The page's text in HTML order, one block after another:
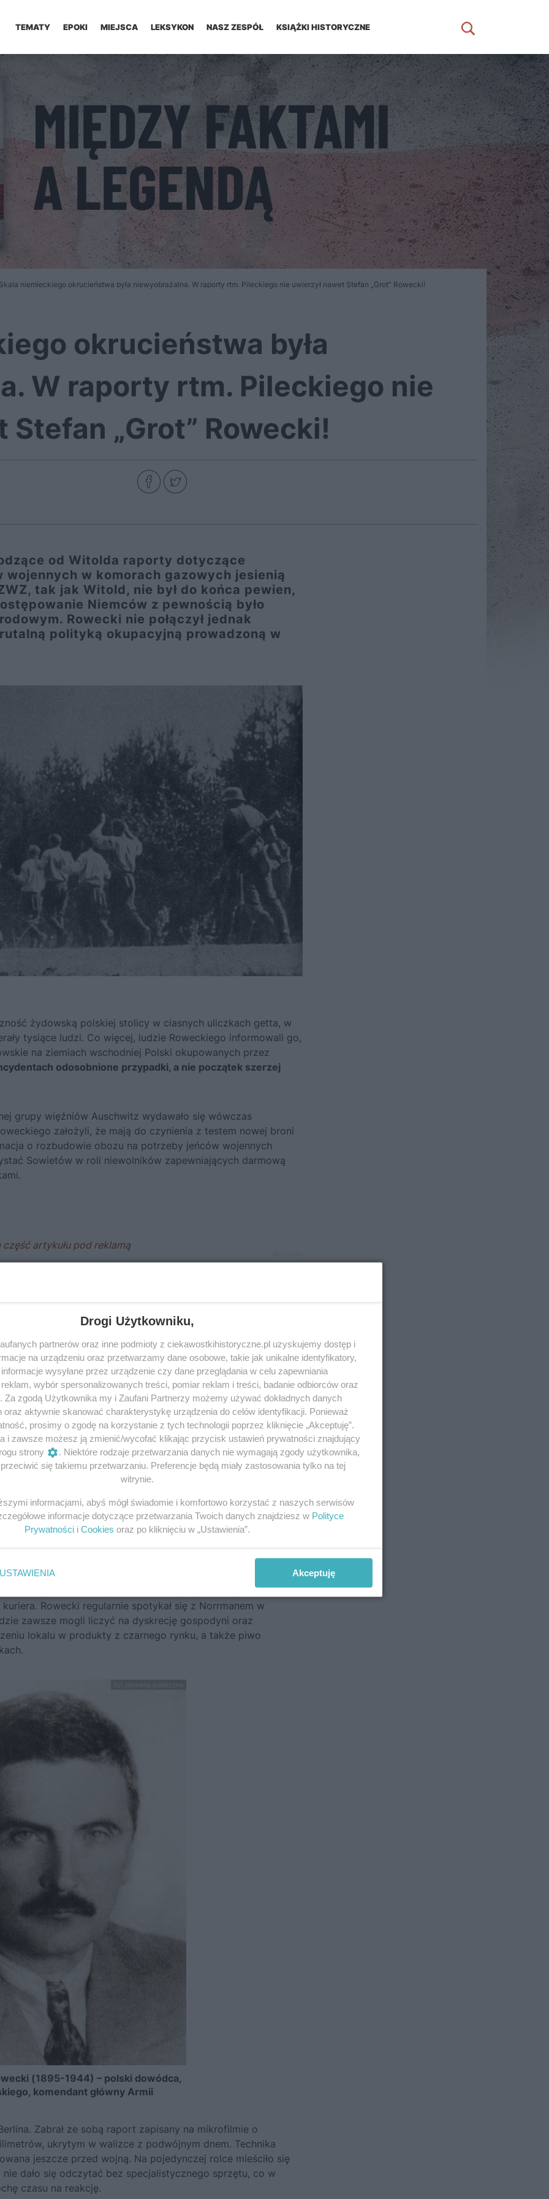
TEMATY EPOKI MIEJSCA LEKSYKON NASZ ZESPÓŁ KSIĄŻKI HISTORYCZNE
Skala niemieckiego okrucieństwa była niewyobrażalna. W raporty rtm. Pileckiego nie uwierzył nawet Stefan „Grot” Rowecki!
okrucieństwa była
W raporty rtm. Pileckiego nie
Stefan „Grot” Rowecki!
od Witolda raporty dotyczące
w komorach gazowych jesienią
tak jak Witold, nie był do końca pewien,
Niemców z pewnością było
Rowecki nie połączył jednak
polityką okupacyjną prowadzoną w
żydowską polskiej stolicy w ciasnych uliczkach getta, w
tysiące ludzi. Co więcej, ludzie Roweckiego informowali go,
na ziemiach wschodniej Polski okupowanych przez
odosobnione przypadki, a nie początek szerzej
grupy więźniów Auschwitz wydawało się wówczas
założyli, że mają do czynienia z testem nowej broni
o rozbudowie obozu na potrzeby jeńców wojennych
Sowietów w roli niewolników zapewniających darmową
swojemu najlepszemu kurierowi, Svenowi Norrmanowi ,
który prowadził w Warszawie polski oddział szwedzkiej
co naziści robili z miastem, które przez ostatnie lata stało
obowiązkiem jako „człowieka z zewnątrz” jest opowiedzenie
stolicy.
mógł swobodnie podróżować między Polską a
Rowecki regularnie spotykał się z Norrmanem w
zawsze mogli liczyć na dyskrecję gospodyni oraz
lokalu w produkty z czarnego rynku, a także piwo
(1895-1944) – polski dowódca,
komendant główny Armii
Zabrał ze sobą raport zapisany na mikrofilmie o
ukrytym w walizce z podwójnym dnem. Technika
jeszcze przed wojną. Na pojedynczej rolce mieściło się
dało się odczytać bez specjalistycznego sprzętu, co w
czasu na reakcję.
Drogi Użytkowniku,
partnerów oraz inne podmioty z ciekawostkihistoryczne.pl uzyskujemy dostęp i
na urządzeniu oraz przetwarzamy dane osobowe, takie jak unikalne identyfikatory,
wysyłane przez urządzenie czy dane przeglądania w celu zapewniania
wybór spersonalizowanych treści, pomiar reklam i treści, badanie odbiorców oraz
Za zgodą Użytkownika my i Zaufani Partnerzy możemy używać dokładnych danych
oraz aktywnie skanować charakterystykę urządzenia do celów identyfikacji. Ponieważ
prosimy o zgodę na korzystanie z tych technologii poprzez kliknięcie „Akceptuję”.
i zawsze możesz ją zmienić/wycofać klikając przycisk ustawień prywatności znajdujący
strony
. Niektóre rodzaje przetwarzania danych nie wymagają zgody użytkownika,
się takiemu przetwarzaniu. Preferencje będą miały zastosowania tylko na tej
witrynie.
informacjami, abyś mógł świadomie i komfortowo korzystać z naszych serwisów
informacje dotyczące przetwarzania Twoich danych znajdziesz w Polityce
Prywatności i Cookies oraz po kliknięciu w „Ustawienia”.
USTAWIENIA Akceptuję